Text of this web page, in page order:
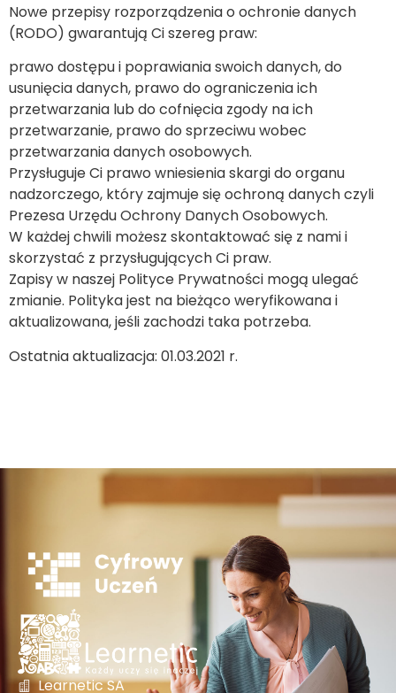
Nowe przepisy rozporządzenia o ochronie danych
(RODO) gwarantują Ci szereg praw:
prawo dostępu i poprawiania swoich danych, do
usunięcia danych, prawo do ograniczenia ich
przetwarzania lub do cofnięcia zgody na ich
przetwarzanie, prawo do sprzeciwu wobec
przetwarzania danych osobowych.
Przysługuje Ci prawo wniesienia skargi do organu
nadzorczego, który zajmuje się ochroną danych czyli
Prezesa Urzędu Ochrony Danych Osobowych.
W każdej chwili możesz skontaktować się z nami i
skorzystać z przysługujących Ci praw.
Zapisy w naszej Polityce Prywatności mogą ulegać
zmianie. Polityka jest na bieżąco weryfikowana i
aktualizowana, jeśli zachodzi taka potrzeba.
Ostatnia aktualizacja: 01.03.2021 r.
Learnetic SA